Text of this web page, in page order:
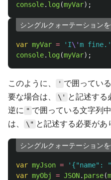
console. log(myVar);
シングルクォーテーション
var myVar = ' I\'m fine. '
console. log(myVar);
このように、 ' で囲ってい
要な場合は、
\' と記述する
逆に " で囲っている文字列
は、
\" と記述する必要があ
シングルクォーテーション
var myJson = ' {"name":
var myObj = JSON. parse(